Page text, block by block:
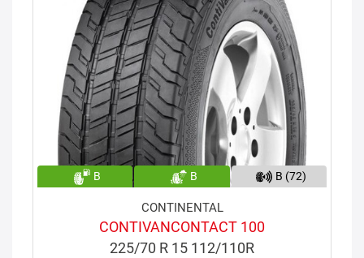
B B B (72)
CONTINENTAL
CONTIVANCONTACT 100
225/70 R 15 112/110R